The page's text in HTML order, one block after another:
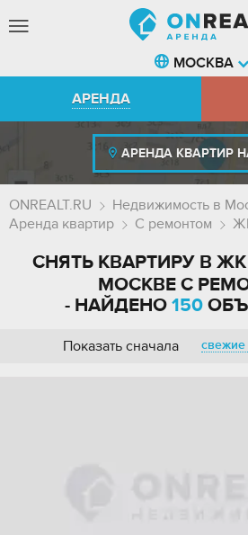
МОСКВА
АРЕНДА
АРЕНДА КВАРТИР
ONREALT.RU
Недвижимость в
Аренда квартир
С ремонтом
СНЯТЬ КВАРТИРУ В
МОСКВЕ С
- НАЙДЕНО 150
Показать сначала свежие